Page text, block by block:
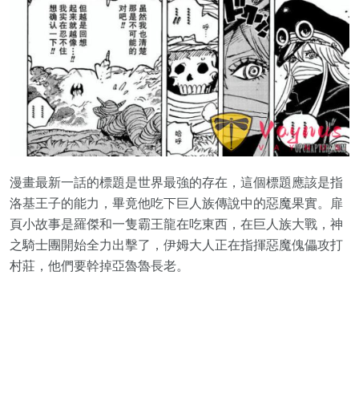
漫畫最新一話的標題是世界最強的存在，這個標題應該是指
洛基王子的能力，畢竟他吃下巨人族傳說中的惡魔果實。扉
頁小故事是羅傑和一隻霸王龍在吃東西，在巨人族大戰，神
之騎士團開始全力出擊了，伊姆大人正在指揮惡魔傀儡攻打
村莊，他們要幹掉亞魯魯長老。